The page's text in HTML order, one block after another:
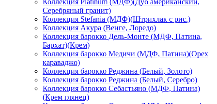
Коллекция Platinum (МДФ)(Дуб американский,
Серебряный гранит)
Коллекция Stefania (МДФ)(Штрихлак с рис.)
Коллекция Акура (Венге, Лоредо)
Коллекция барокко Дель-Монте (МДФ, Патина,
Бархат)(Крем)
Коллекция барокко Медичи (МДФ, Патина)(Орех
караваджо)
Коллекция барокко Реджина (Белый, Золото)
Коллекция барокко Реджина (Белый, Серебро)
Коллекция барокко Себастьяно (МДФ, Патина)
(Крем глянец)